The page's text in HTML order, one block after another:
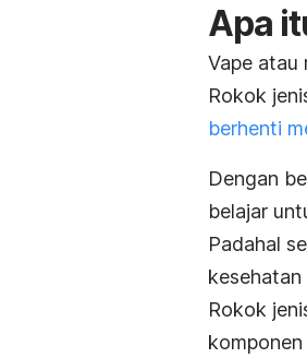
Apa
Vape atau
Rokok
berhenti
Dengan
belajar
Padahal
kesehatan
Rokok